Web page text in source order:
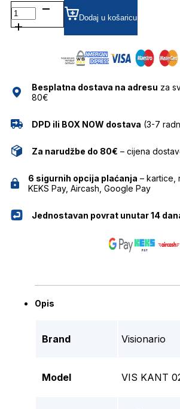
VISKANT SUNČANE
NAOČALE
VISIONARIO
Dodaj u košaricu
Besplatna dostava na adresu za
80€
DPD ili BOX NOW dostava (3-7
Za narudžbe do 80€ – cijena
6 sigurnih opcija plaćanja – kartice,
KEKS Pay, Aircash, Google Pay
Jednostavan povrat unutar 14
Opis
Brand Visionario
Model VIS KANT